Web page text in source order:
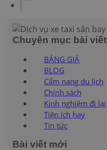
Chuyên mục bài viết
BẢNG GIÁ
BLOG
Cẩm nang du lịch
Chính sách
Kinh nghiệm đi lại
Tiện ích hay
Tin tức
Bài viết mới